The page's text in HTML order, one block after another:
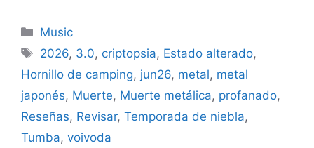
Categories
Music
Tags
2026, 3.0, criptopsia, Estado alterado,
Hornillo de camping, jun26, metal, metal
japonés, Muerte, Muerte metálica, profanado,
Reseñas, Revisar, Temporada de niebla,
Tumba, voivoda